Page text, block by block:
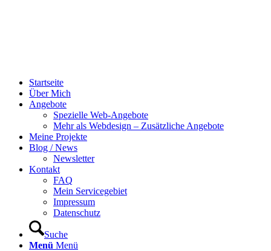
Startseite
Über Mich
Angebote
Spezielle Web-Angebote
Mehr als Webdesign – Zusätzliche Angebote
Meine Projekte
Blog / News
Newsletter
Kontakt
FAQ
Mein Servicegebiet
Impressum
Datenschutz
Suche
Menü Menü